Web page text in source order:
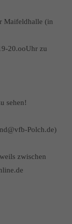
elit.
Cum
montes,
Maifeldhalle (in
20.ooUhr zu
sehen!
Polch.de)
zwischen